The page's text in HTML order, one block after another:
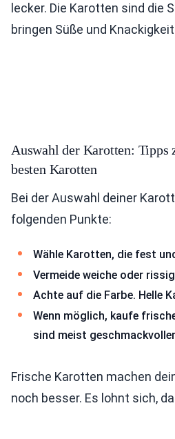
lecker. Die Karotten sind die
bringen Süße und
Auswahl der Karotten: Tipps
besten Karotten
Bei der Auswahl deiner
folgenden Punkte:
Wähle Karotten, die fest
Vermeide weiche oder
Achte auf die Farbe. Helle
Wenn möglich, kaufe
sind meist
Frische Karotten machen
noch besser. Es lohnt sich,